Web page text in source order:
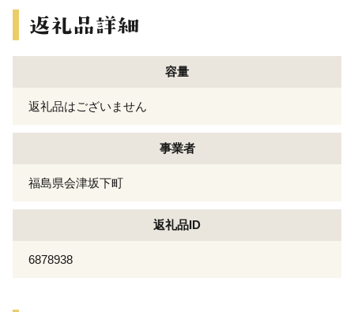
容量
返礼品はございません
事業者
福島県会津坂下町
返礼品ID
6878938